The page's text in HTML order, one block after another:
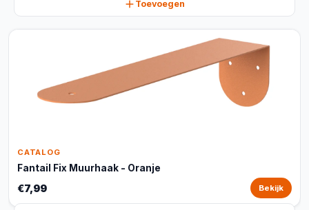
Toevoegen
CATALOG
Fantail Fix Muurhaak - Oranje
€7,99 Bekijk